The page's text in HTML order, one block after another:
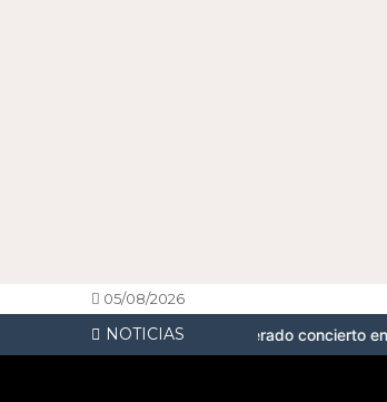
05/08/2026
NOTICIAS
Perú con un esperado concierto en el Estadio